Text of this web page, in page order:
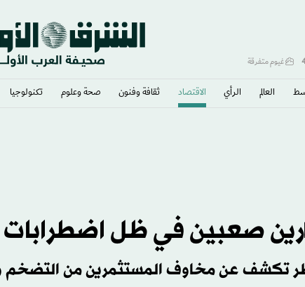
غيوم متفرقة
العالم الرأي الاقتصاد ثقافة وفنون صحة وعلوم تكنولوجيا
صعبين في ظل
تكشف عن مخاوف المستثمرين من التضخم